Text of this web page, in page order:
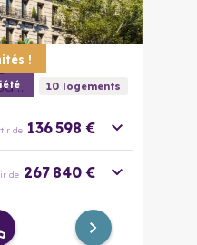
!
Les Balcons de Massalia 10logements
de 136 598 €
de 267 840 €